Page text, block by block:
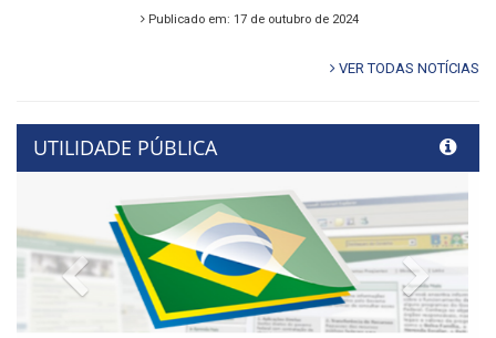
Publicado em: 17 de outubro de 2024
VER TODAS NOTÍCIAS
UTILIDADE PÚBLICA
Previous Next